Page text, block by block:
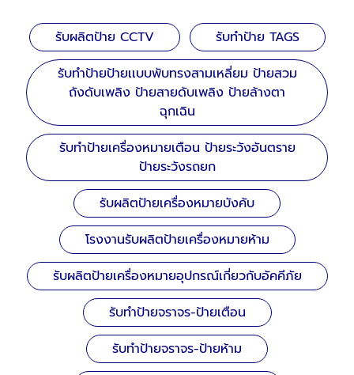
รับผลิตป้าย CCTV
รับทำป้าย TAGS
รับทำป้ายป้ายเเบบพับทรงสามเหลี่ยม ป้ายสวม
ถังดับเพลิง ป้ายสายดับเพลิง ป้ายล้างตา
ฉุกเฉิน
รับทำป้ายเครื่องหมายเตือน ป้ายระวังอันตราย
ป้ายระวังรถยก
รับผลิตป้ายเครื่องหมายบังคับ
โรงงานรับผลิตป้ายเครื่องหมายห้าม
รับผลิตป้ายเครื่องหมายอุปกรณ์เกี่ยวกับอัคคีภัย
รับทำป้ายจราจร-ป้ายเตือน
รับทำป้ายจราจร-ป้ายห้าม